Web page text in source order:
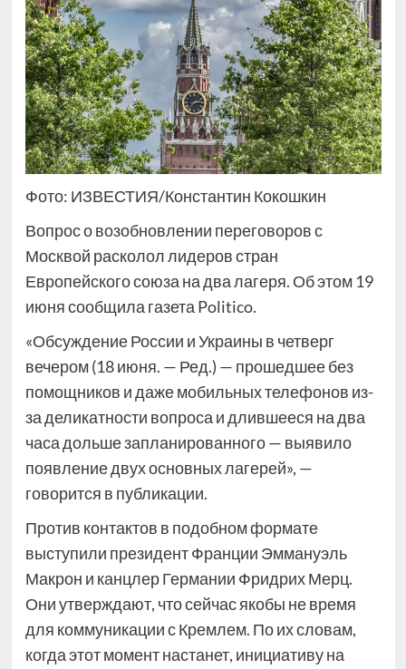
Фото: ИЗВЕСТИЯ/Константин Кокошкин
Вопрос о возобновлении переговоров с
Москвой расколол лидеров стран
Европейского союза на два лагеря. Об этом 19
июня сообщила газета Politico.
«Обсуждение России и Украины в четверг
вечером (18 июня. — Ред.) — прошедшее без
помощников и даже мобильных телефонов из-
за деликатности вопроса и длившееся на два
часа дольше запланированного — выявило
появление двух основных лагерей», —
говорится в публикации.
Против контактов в подобном формате
выступили президент Франции Эммануэль
Макрон и канцлер Германии Фридрих Мерц.
Они утверждают, что сейчас якобы не время
для коммуникации с Кремлем. По их словам,
когда этот момент настанет, инициативу на